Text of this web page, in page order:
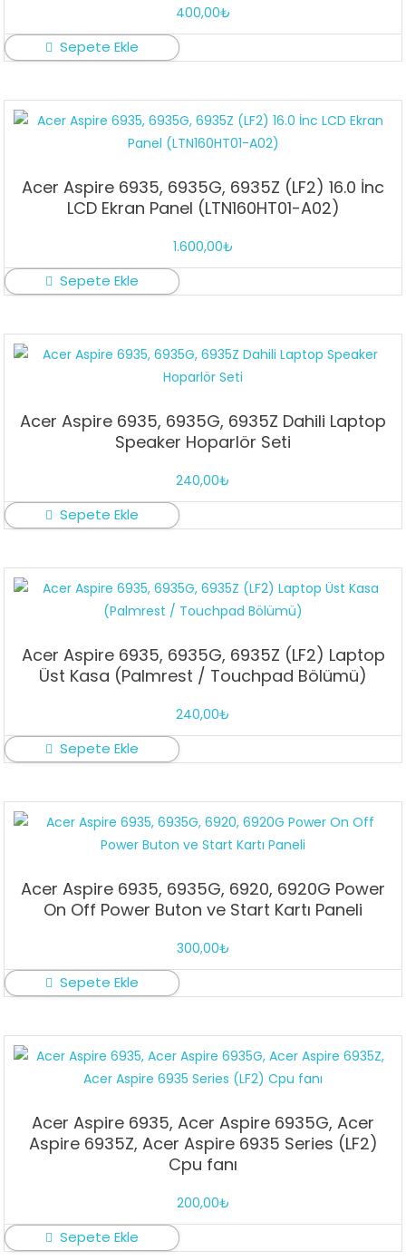
400,00₺
Sepete Ekle
Acer Aspire 6935, 6935G, 6935Z (LF2) 16.0 İnc
LCD Ekran Panel (LTN160HT01-A02)
1.600,00₺
Sepete Ekle
Acer Aspire 6935, 6935G, 6935Z Dahili Laptop
Speaker Hoparlör Seti
240,00₺
Sepete Ekle
Acer Aspire 6935, 6935G, 6935Z (LF2) Laptop
Üst Kasa (Palmrest / Touchpad Bölümü)
240,00₺
Sepete Ekle
Acer Aspire 6935, 6935G, 6920, 6920G Power
On Off Power Buton ve Start Kartı Paneli
300,00₺
Sepete Ekle
Acer Aspire 6935, Acer Aspire 6935G, Acer
Aspire 6935Z, Acer Aspire 6935 Series (LF2)
Cpu fanı
200,00₺
Sepete Ekle